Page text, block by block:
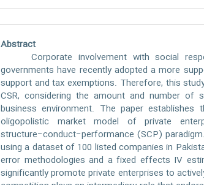
Abstract
Corporate involvement with social
governments have recently adopted a more
support and tax exemptions. Therefore, this
CSR, considering the amount and number
business environment. The paper
oligopolistic market model of private
structure−conduct−performance (SCP)
using a dataset of 100 listed companies in
error methodologies and a fixed effects IV
significantly promote private enterprises to